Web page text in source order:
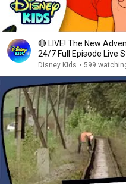
🔴 LIVE! The New
Disney Kids • 599